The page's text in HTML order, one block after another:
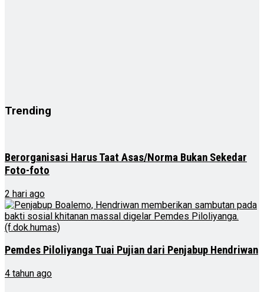
Trending
Berorganisasi Harus Taat Asas/Norma Bukan Sekedar
Foto-foto
2 hari ago
Pemdes Piloliyanga Tuai Pujian dari Penjabup Hendriwan
4 tahun ago